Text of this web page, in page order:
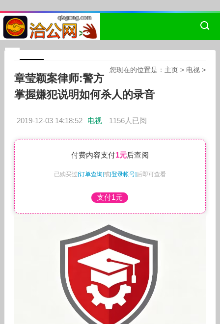
您现在的位置是： 主页 > 电视 >
章莹颖案律师:警方
掌握嫌犯说明如何杀人的录音
2019-12-03 14:18:52 电视 1156人已阅
付费内容支付1元后查阅
已购买过[订单查询]或[登录帐号]后即可查看
支付1元